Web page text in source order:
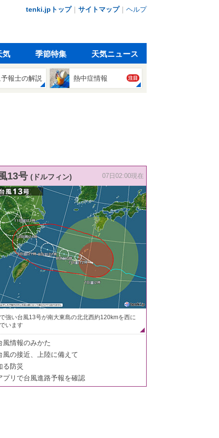
tenki.jpトップ｜ サイトマップ｜ ヘルプ
気 季節特集 天気ニュース
報士の解説 熱中症情報 注目
13号 (ドルフィン) 07日02:00現在
強い台風13号が南大東島の北北西約120kmを西に
います
風情報のみかた
風の接近、上陸に備えて
る防災
プリで台風進路予報を確認